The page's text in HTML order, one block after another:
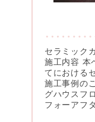
セラミック
施工内容 本
てにおける
施工事例の
グハウスフ
フォーアフ